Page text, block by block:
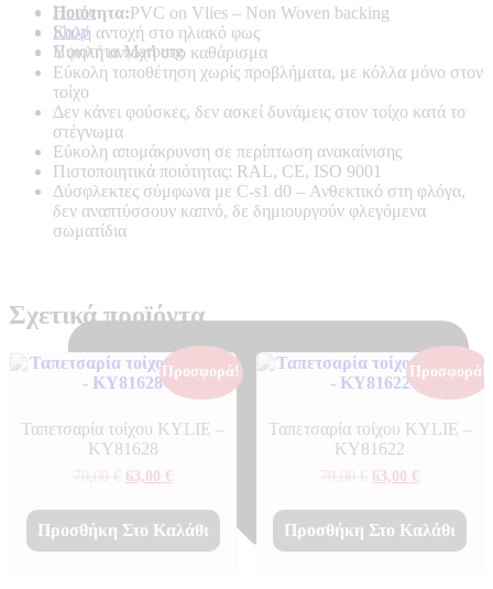
Home
Shop
Ποιοτητα Marburg
Ποιότητα:PVC on Vlies – Non Woven backing
Καλή αντοχή στο ηλιακό φως
Υψηλή αντοχή στο καθάρισμα
Εύκολη τοποθέτηση χωρίς προβλήματα, με κόλλα μόνο στον
τοίχο
Δεν κάνει φούσκες, δεν ασκεί δυνάμεις στον τοίχο κατά το
στέγνωμα
Εύκολη απομάκρυνση σε περίπτωση ανακαίνισης
Πιστοποιητικά ποιότητας: RAL, CE, ISO 9001
Δύσφλεκτες σύμφωνα με C-s1 d0 – Ανθεκτικό στη φλόγα,
δεν αναπτύσσουν καπνό, δε δημιουργούν φλεγόμενα
σωματίδια
Σχετικά προϊόντα
Προσφορά!
Ταπετσαρία τοίχου KYLIE –
KY81628
70,00€ Original
was:
70,00 €.
63,00 €Η
τιμή
είναι:
63,00 €.
Προσθήκη Στο Καλάθι
Προσφορά!
Ταπετσαρία τοίχου KYLIE –
KY81622
70,00€ Original
was:
70,00 €.
63,00 €Η
τιμή
είναι:
63,00 €.
Προσθήκη Στο Καλάθι